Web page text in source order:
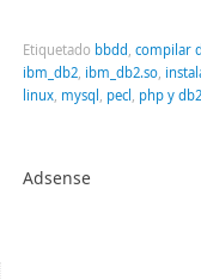
Etiquetado bbdd, compilar
ibm_db2, ibm_db2.so,
linux, mysql , pecl , php y db2
Adsense